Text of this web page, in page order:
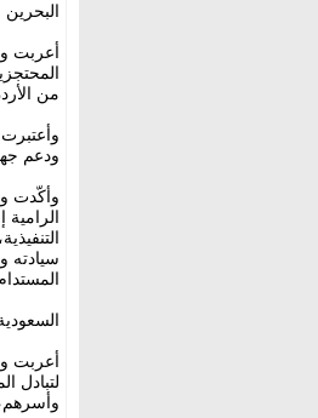
البحرين
أعربت
من
ودعم
وأكّدت
سيادته
أعربت
لتبادل